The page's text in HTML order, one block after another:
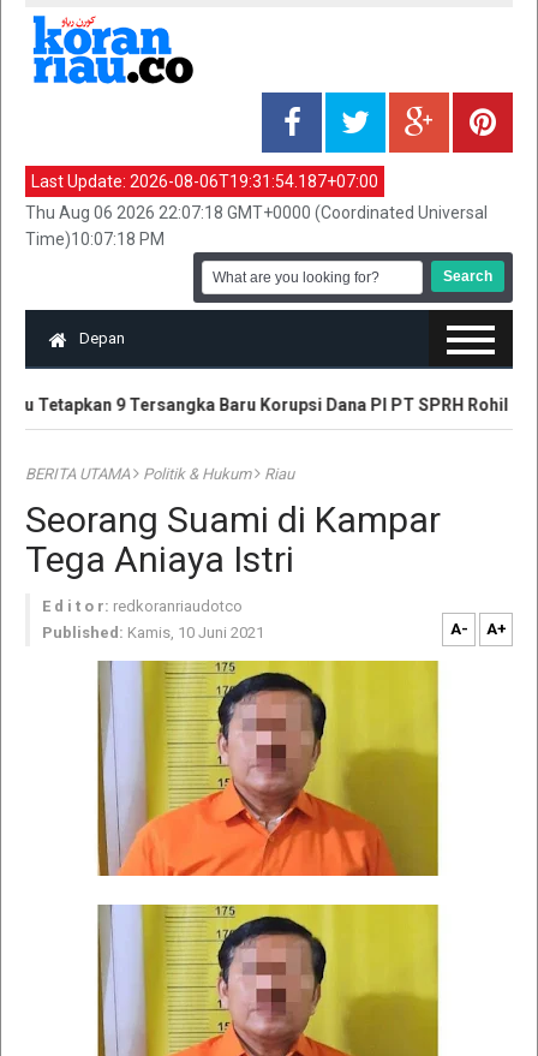
Last Update: 2026-08-06T19:31:54.187+07:00
Thu Aug 06 2026 22:07:18 GMT+0000 (Coordinated Universal
Time)10:07:18 PM
Depan
Tetapkan 9 Tersangka Baru Korupsi Dana PI PT SPRH Rohil
BERITA UTAMA Politik & Hukum Riau
Seorang Suami di Kampar
Tega Aniaya Istri
E d i t o r: redkoranriaudotco
Published: Kamis, 10 Juni 2021 A- A+